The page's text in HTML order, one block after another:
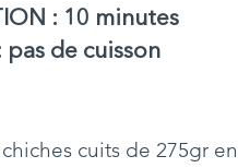
: 10 minutes
pas de cuisson
chiches cuits de 275gr